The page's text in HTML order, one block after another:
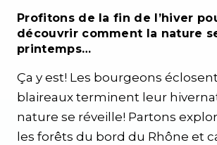
Profitons de la fin de l’hiver
découvrir comment la nature
printemps…
Ça y est! Les bourgeons
blaireaux terminent leur
nature se réveille! Partons
les forêts du bord du Rhône et